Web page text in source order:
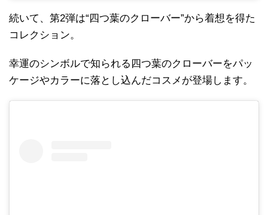
続いて、第2弾は“四つ葉のクローバー”から着想を得た
コレクション。
幸運のシンボルで知られる四つ葉のクローバーをパッ
ケージやカラーに落とし込んだコスメが登場します。